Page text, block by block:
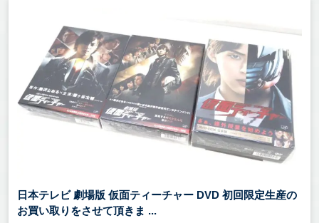
日本テレビ 劇場版 仮面ティーチャー DVD 初回限定生産の
お買い取りをさせて頂きま ...